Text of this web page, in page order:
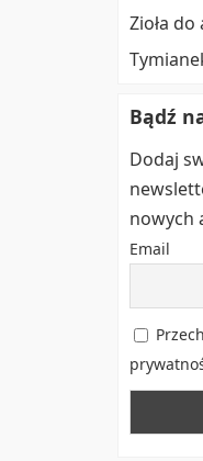
Zioła
Bądź
Dodaj
nowych
Email